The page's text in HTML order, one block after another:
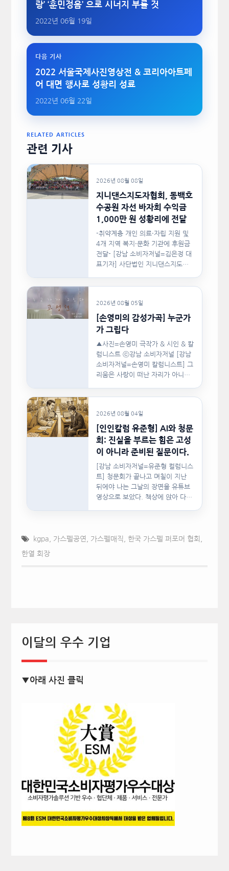
랑’ ‘훈민정음’ 으로 시너지 부를 것
2022년 06월 19일
다음 기사
2022 서울국제사진영상전 & 코리아아트페
어 대면 행사로 성황리 성료
2022년 06월 22일
RELATED ARTICLES
관련 기사
2026년 08월 08일
지니댄스지도자협회, 동백호
수공원 자선 바자회 수익금
1,000만 원 성황리에 전달
-취약계층 개인 의료·자립 지원 및
4개 지역 복지·문화 기관에 후원금
전달- [강남 소비자저널=김은정 대
표기자] 사단법인 지니댄스지도자
지난…
2026년 08월 05일
[손영미의 감성가곡] 누군가
가 그립다
▲사진=손영미 극작가 & 시인 & 칼
럼니스트 ⓒ강남 소비자저널 [강남
소비자저널=손영미 칼럼니스트] 그
리움은 사랑이 떠난 자리가 아니라,
2026년 08월 04일
[인인칼럼 유준형] AI와 청문
회: 진실을 부르는 힘은 고성
이 아니라 준비된 질문이다.
[강남 소비자저널=유준형 컬럼니스
트] 청문회가 끝나고 며칠이 지난
뒤에야 나는 그날의 장면을 유튜브
영상으로 보았다. 책상에 앉아 다른
kgpa 가스펠공연 가스펠매직 한국 가스펠 퍼포머 협회
한열 회장
이달의 우수 기업
▼아래 사진 클릭